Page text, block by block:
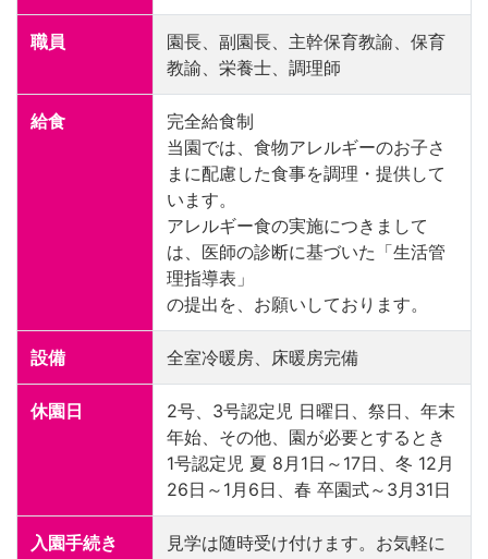
職員
園長、副園長、主幹保育教諭、保育
教諭、栄養士、調理師
給食
完全給食制
当園では、食物アレルギーのお子さ
まに配慮した食事を調理・提供して
います。
アレルギー食の実施につきまして
は、医師の診断に基づいた「生活管
理指導表」
の提出を、お願いしております。
設備 全室冷暖房、床暖房完備
休園日
2号、3号認定児 日曜日、祭日、年末
年始、その他、園が必要とするとき
1号認定児 夏 8月1日～17日、冬 12月
26日～1月6日、春 卒園式～3月31日
入園手続き
見学は随時受け付けます。お気軽に